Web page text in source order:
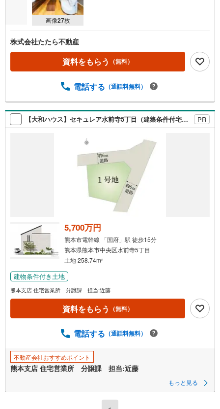
画像27枚
株式会社たたら不動産
資料をもらう （無料）
電話する （通話料無料）
【大和ハウス】セキュレア水前寺5丁目（建築条件付宅地分譲） PR
5,700万円
熊本市電幹線 「国府」駅 徒歩15分
熊本県熊本市中央区水前寺5丁目
土地 258.74m2
建物条件付き土地
熊本支店 住宅営業所 分譲課 担当:近藤
資料をもらう （無料）
電話する （通話料無料）
不動産会社おすすめポイント
熊本支店 住宅営業所 分譲課 担当:近藤
もっと見る